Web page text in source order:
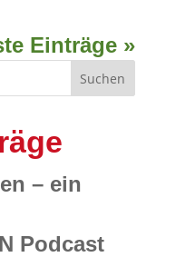
Einträge »
Suchen
– ein
Podcast